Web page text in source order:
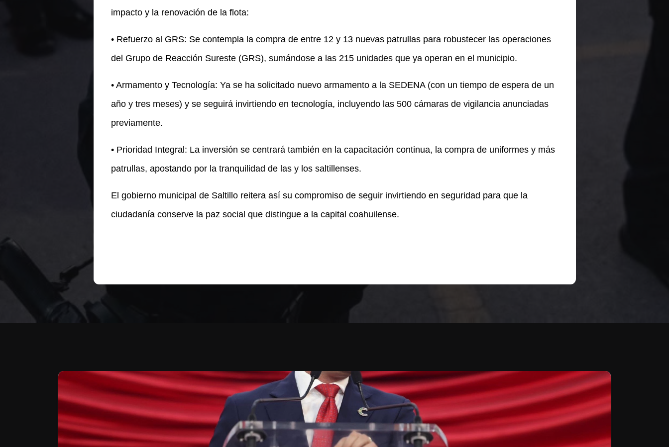
impacto y la renovación de la flota:
• Refuerzo al GRS: Se contempla la compra de entre 12 y 13 nuevas patrullas para robustecer las operaciones
del Grupo de Reacción Sureste (GRS), sumándose a las 215 unidades que ya operan en el municipio.
• Armamento y Tecnología: Ya se ha solicitado nuevo armamento a la SEDENA (con un tiempo de espera de un
año y tres meses) y se seguirá invirtiendo en tecnología, incluyendo las 500 cámaras de vigilancia anunciadas
previamente.
• Prioridad Integral: La inversión se centrará también en la capacitación continua, la compra de uniformes y más
patrullas, apostando por la tranquilidad de las y los saltillenses.
El gobierno municipal de Saltillo reitera así su compromiso de seguir invirtiendo en seguridad para que la
ciudadanía conserve la paz social que distingue a la capital coahuilense.